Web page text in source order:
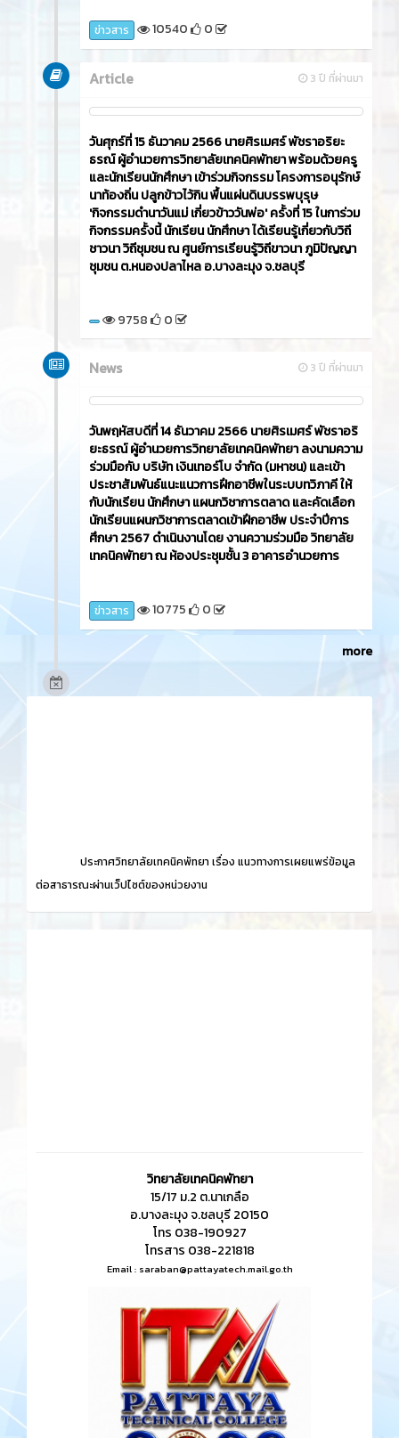
PTC GOT'Talent 2023 ดำเนินการโดย ชมรม To Be
Number One และ แผนกวิชาาสามัญสัมพันธ์ ณ อาคาร
ข่าวสาร 10193 0
2 ปี ที่ผ่านมา
News
วันพฤหัสบดีที่ 21 ธันวาคม 2566​ นายศิรเมศร์ พัชราอริ
ยะธรณ์ ผู้อำนวยการวิทยาลัยเทคนิคพัทยา เป็นประธาน
เปิดโครงการ วัยรุ่นวัยใส ใส่ใจธรรมะ ซึ่งมีคณะครู
ชมรมวิชาชีพ นักเรียน นักศึกษา ระดับ ปวช.และ ปวส.
พระพุทธศาสนา และนำไปใช้ในการดำรงชีวิต ดำเนิน
กิจกรรมโดยชมรมวิชาชีพการตลาดและะุรกิจค้าปลีก ณ
ข่าวสาร 10540 0
3 ปี ที่ผ่านมา
Article
วันศุกร์ที่ 15 ธันวาคม 2566​ นายศิรเมศร์ พัชราอริยะ
ธรณ์ ผู้อำนวยการวิทยาลัยเทคนิคพัทยา พร้อมด้วยครู
และนักเรียนนักศึกษา เข้าร่วมกิจกรรม โครงการอนุรักษ์
กิจกรรมครั้งนี้ นักเรียน นักศึกษา ได้เรียนรู้เกี่ยวกับวิถี
ชาวนา วิถีชุมชน ณ ศูนย์การเรียนรู้วิถีขาวนา ภูมิปัญญา
ชุมชน ต.หนองปลาไหล อ.บางละมุง จ.ชลบุรี
9758 0
ประชาสัมพันธ์แนะแนวการฝึกอาชีพในระบบทวิภาคี ให้
กับนักเรียน นักศึกษา แผนกวิชาการตลาด และคัดเลือก
ศึกษา 2567 ดำเนินงานโดย งานความร่วมมือ วิทยาลัย
ประกาศวิทยาลัยเทคนิคพัทยา เรื่องแนวทางการเผยแพร่ข้อมูล